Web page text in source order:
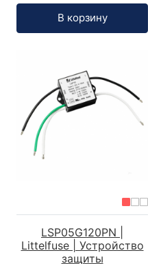
В корзину
LSP05G120PN |
Littelfuse | Устройство
защиты